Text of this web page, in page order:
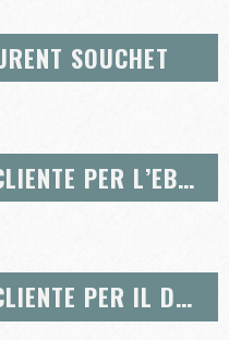
SOUCHET
TESTIMONIANZA DEL CLIENTE PER L’EBANISTERIA
TESTIMONIANZA DEL CLIENTE PER IL DESIGN DI MOBILI CONTEMPORANEI